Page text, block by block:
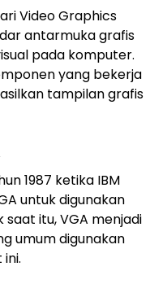
Video Graphics
antarmuka grafis
pada komputer.
yang bekerja
tampilan grafis
1987 ketika IBM
untuk digunakan
itu, VGA menjadi
umum digunakan